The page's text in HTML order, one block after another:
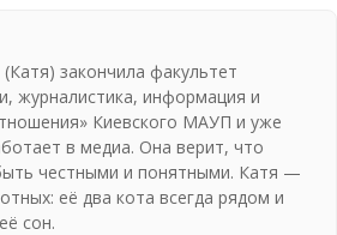
закончила факультет
журналистика, информация и
Киевского МАУП и уже
в медиа. Она верит, что
честными и понятными. Катя —
её два кота всегда рядом и
сон.